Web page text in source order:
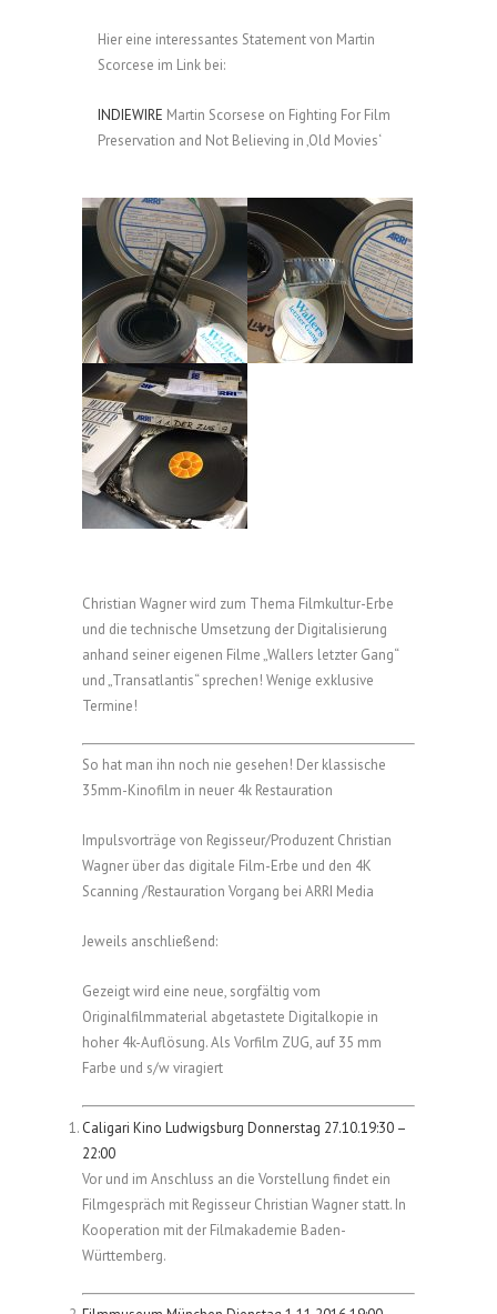
Hier eine interessantes Statement von Martin
Scorcese im Link bei:
INDIEWIRE Martin Scorsese on Fighting For Film
Preservation and Not Believing in ‚Old Movies‘
Christian Wagner wird zum Thema Filmkultur-Erbe
und die technische Umsetzung der Digitalisierung
anhand seiner eigenen Filme „Wallers letzter Gang“
und „Transatlantis“ sprechen! Wenige exklusive
Termine!
So hat man ihn noch nie gesehen! Der klassische
35mm-Kinofilm in neuer 4k Restauration
Impulsvorträge von Regisseur/Produzent Christian
Wagner über das digitale Film-Erbe und den 4K
Scanning /Restauration Vorgang bei ARRI Media
Jeweils anschließend:
Gezeigt wird eine neue, sorgfältig vom
Originalfilmmaterial abgetastete Digitalkopie in
hoher 4k-Auflösung. Als Vorfilm ZUG, auf 35 mm
Farbe und s/w viragiert
Caligari Kino Ludwigsburg Donnerstag 27.10.19:30 –
22:00
Vor und im Anschluss an die Vorstellung findet ein
Filmgespräch mit Regisseur Christian Wagner statt. In
Kooperation mit der Filmakademie Baden-
Württemberg.